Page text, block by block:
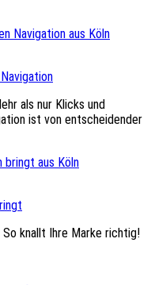
als nur Klicks und
ist von entscheidender
knallt Ihre Marke richtig!